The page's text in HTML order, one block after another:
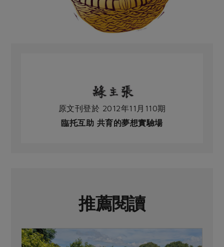
原文刊登於 2012年11月110期
臨托互助 共育的夢想實驗場
推薦閱讀